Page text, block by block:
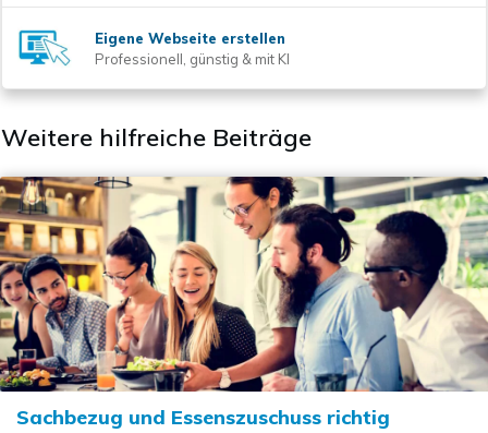
Eigene Webseite erstellen
Professionell, günstig & mit KI
Weitere hilfreiche Beiträge
Sachbezug und Essenszuschuss richtig